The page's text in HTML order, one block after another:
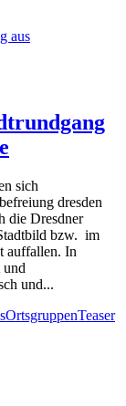
sich
dresden
die Dresdner
bzw. im
auffallen. In
und
und...
OrtsgruppenTeaser